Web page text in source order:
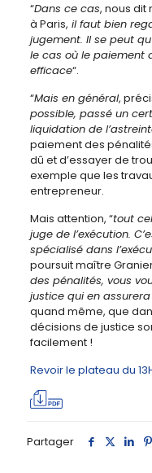
“Dans ce cas, nous dit
à Paris, il faut bien
jugement. Il se peut
le cas où le paiement
efficace“.
“Mais en général,
possible, passé un
liquidation de
paiement des
dû et d’essayer de
exemple que les
entrepreneur.
Mais attention, “tout
juge de l’exécution.
spécialisé dans
poursuit maître
des pénalités, vous
justice qui en
quand même, que
décisions de justice
facilement !
Revoir le plateau du
Partager